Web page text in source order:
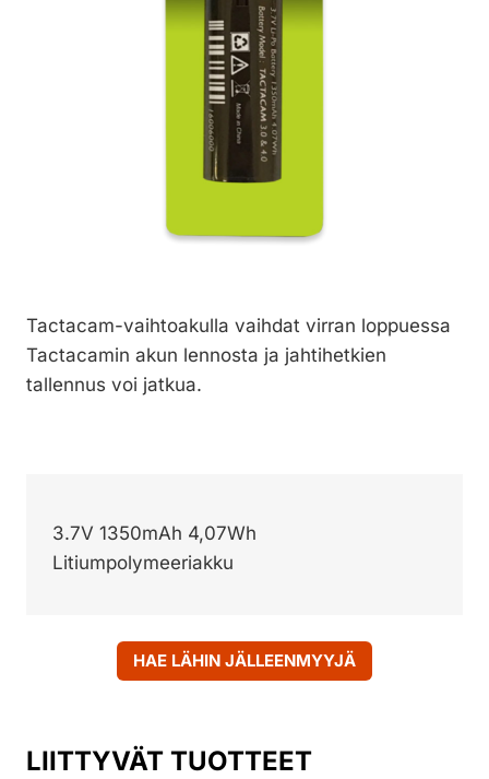
Tactacam-vaihtoakulla vaihdat virran loppuessa
Tactacamin akun lennosta ja jahtihetkien
tallennus voi jatkua.
3.7V 1350mAh 4,07Wh
Litiumpolymeeriakku
HAE LÄHIN JÄLLEENMYYJÄ
LIITTYVÄT TUOTTEET